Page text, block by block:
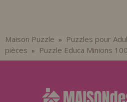
Maison Puzzle » Puzzles pour
pièces » Puzzle Educa Minions